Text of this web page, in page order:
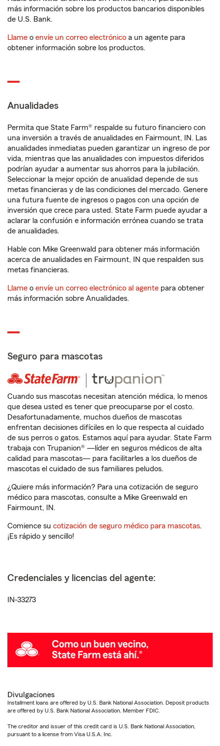
más información sobre los productos bancarios disponibles
de U.S. Bank.
Llame o envíe un correo electrónico a un agente para
obtener información sobre los productos.
Anualidades
Permita que State Farm® respalde su futuro financiero con
una inversión a través de anualidades en Fairmount, IN. Las
anualidades inmediatas pueden garantizar un ingreso de por
vida, mientras que las anualidades con impuestos diferidos
podrían ayudar a aumentar sus ahorros para la jubilación.
Seleccionar la mejor opción de anualidad depende de sus
metas financieras y de las condiciones del mercado. Genere
una futura fuente de ingresos o pagos con una opción de
inversión que crece para usted. State Farm puede ayudar a
aclarar la confusión e información errónea cuando se trata
de anualidades.
Hable con Mike Greenwald para obtener más información
acerca de anualidades en Fairmount, IN que respalden sus
metas financieras.
Llame o envíe un correo electrónico al agente para obtener
más información sobre Anualidades.
Seguro para mascotas
Cuando sus mascotas necesitan atención médica, lo menos
que desea usted es tener que preocuparse por el costo.
Desafortunadamente, muchos dueños de mascotas
enfrentan decisiones difíciles en lo que respecta al cuidado
de sus perros o gatos. Estamos aquí para ayudar. State Farm
trabaja con Trupanion® —líder en seguros médicos de alta
calidad para mascotas— para facilitarles a los dueños de
mascotas el cuidado de sus familiares peludos.
¿Quiere más información? Para una cotización de seguro
médico para mascotas, consulte a Mike Greenwald en
Fairmount, IN.
Comience su cotización de seguro médico para mascotas.
¡Es rápido y sencillo!
Credenciales y licencias del agente:
IN-33273
Divulgaciones
Installment loans are offered by U.S. Bank National Association. Deposit products
are offered by U.S. Bank National Association. Member FDIC.
The creditor and issuer of this credit card is U.S. Bank National Association,
pursuant to a license from Visa U.S.A. Inc.